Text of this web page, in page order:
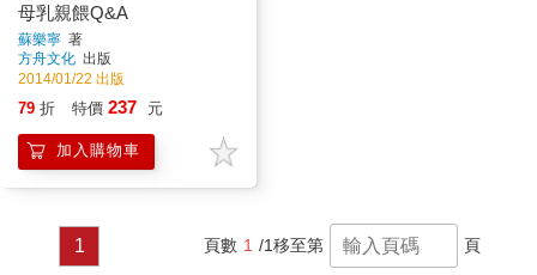
母乳親餵Q&A
蘇樂寧 著
方舟文化 出版
2014/01/22 出版
79 折 特價 237 元
加入購物車
1 頁數 1 /1移至第 頁